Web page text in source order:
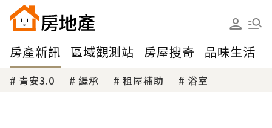
房產新訊 區域觀測站 房屋搜奇 品味生活
青安3.0 繼承 租屋補助 浴室